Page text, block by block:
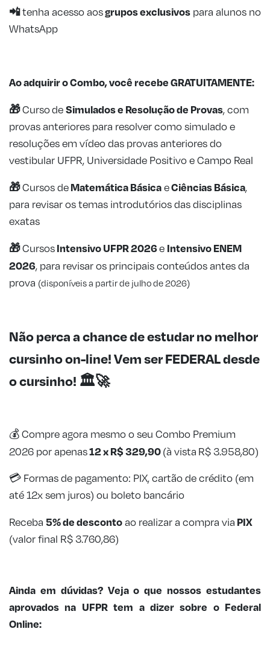
📲tenha acesso aosgrupos exclusivos para alunos no
WhatsApp
Ao adquirir o Combo, você recebe GRATUITAMENTE:
🎁CursodeSimulados e Resolução de Provas, com
provas anteriores para resolver como simulado e
resoluções em vídeo das provas anteriores do
vestibular UFPR, Universidade Positivo e Campo Real
🎁Cursos deMatemática BásicaeCiências Básica,
para revisar os temas introdutórios das disciplinas
exatas
🎁CursosIntensivo UFPR 2026e Intensivo ENEM
2026, para revisar os principais conteúdos antes da
prova (disponíveis a partir de julho de 2026)
Não perca a chance de estudar no melhor
cursinho on-line! Vem ser FEDERAL desde
o cursinho! 🏛️🚀
💰Compre agora mesmo o seu Combo Premium
2026 por apenas12 x R$ 329,90(à vista R$ 3.958,80)
💳 Formas de pagamento: PIX, cartão de crédito (em
até 12x sem juros) ou boleto bancário
Receba 5% de descontoao realizar a compra via PIX
(valor final R$ 3.760,86)
Ainda em dúvidas? Veja o que nossos estudantes
aprovados na UFPR tem a dizer sobre o Federal
Online: